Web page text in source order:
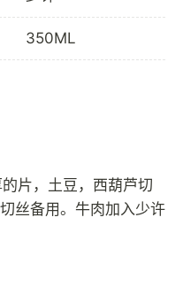
350ML
片，土豆，西葫芦切
丝备用。牛肉加入少许